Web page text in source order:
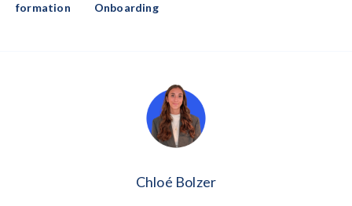
formation Onboarding
Chloé Bolzer